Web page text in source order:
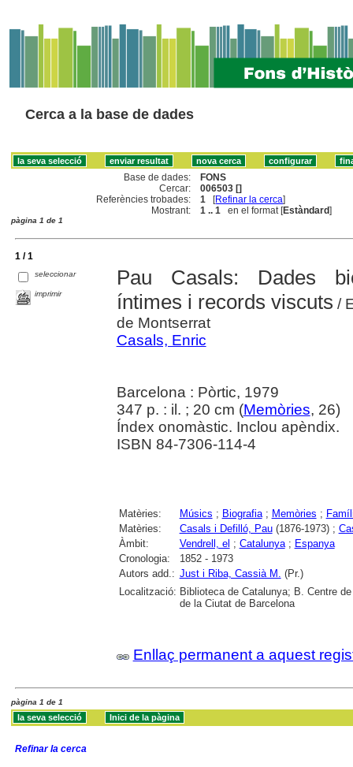
Cerca a la base de dades
Base de dades:
FONS
Cercar:
006503 []
Referències trobades:
1 [Refinar la cerca]
Mostrant:
1 .. 1 en el format [Estàndard]
pàgina 1 de 1
1 / 1
seleccionar
imprimir
Pau Casals: Dades
íntimes i records viscuts /
de Montserrat
Casals, Enric
Barcelona : Pòrtic, 1979
347 p. : il. ; 20 cm (Memòries, 26)
Índex onomàstic. Inclou apèndix.
ISBN 84-7306-114-4
Matèries: Músics ; Biografia; Memòries ;
Matèries:
Casals i Defilló, Pau(1876-1973) ;
Àmbit:
Vendrell, el ; Catalunya; Espanya
Cronologia:
1852 - 1973
Autors add.: Just i Riba, Cassià M.
(Pr.)
Localització: Biblioteca de Catalunya; B. Centre
de la Ciutat de Barcelona
Enllaç permanent a aquest
pàgina 1 de 1
Refinar la cerca